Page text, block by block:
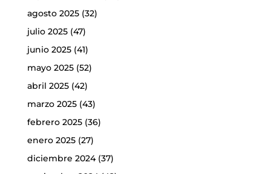
agosto 2025(32)
julio 2025(47)
junio 2025(41)
mayo 2025(52)
abril 2025(42)
marzo 2025(43)
febrero 2025(36)
enero 2025(27)
diciembre 2024(37)